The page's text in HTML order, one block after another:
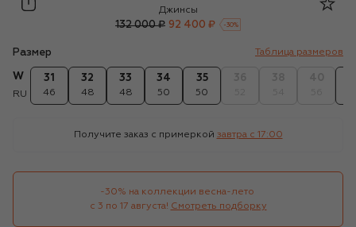
Kiton
Джинсы
132 000 ₽ 92 400 ₽ -30%
Размер Таблица размеров
W
RU
31
46
32
48
33
48
34
50
35
50
Получите заказ с примеркой завтра c 17:00
-30% на коллекции весна-лето
с 3 по 17 августа! Смотреть подборку